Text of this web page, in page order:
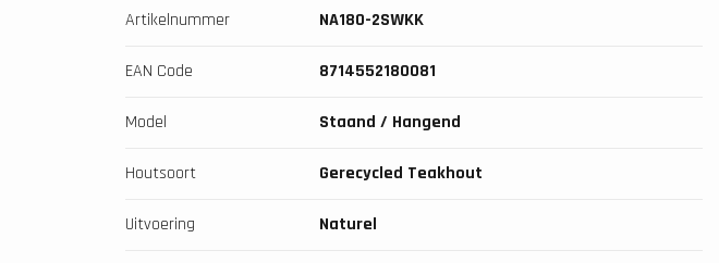
Artikelnummer NA180-2SWKK
EAN Code 8714552180081
Model Staand / Hangend
Houtsoort Gerecycled Teakhout
Uitvoering Naturel